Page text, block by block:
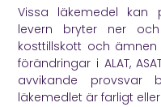
Vissa läkemedel kan
levern bryter ner
kosttillskott och
förändringar i ALAT,
avvikande provsvar
läkemedlet är farligt